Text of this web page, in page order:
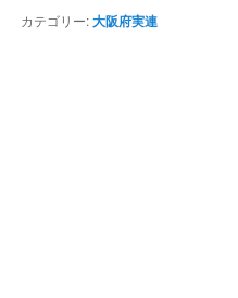
カテゴリー:大阪府実連